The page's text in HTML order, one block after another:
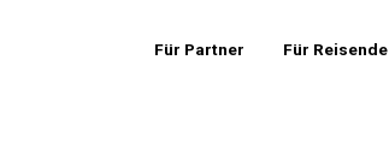
Für Partner Für Reisende